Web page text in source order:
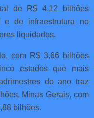
de R$ 4,12 bilhões
e de infraestrutura no
liquidados.
com R$ 3,66 bilhões
estados que mais
do ano traz
Minas Gerais, com
bilhões.